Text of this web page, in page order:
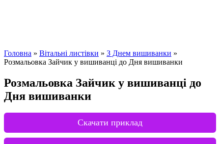
Головна » Вітальні листівки » З Днем вишиванки »
Розмальовка Зайчик у вишиванці до Дня вишиванки
Розмальовка Зайчик у вишиванці до
Дня вишиванки
Скачати приклад